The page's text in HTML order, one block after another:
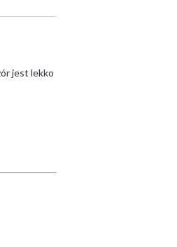
jest lekko